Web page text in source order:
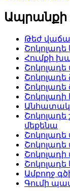
Թեժ
Հումքի
Շոկոլադե
Շոկոլադե
Շոկոլադի
Շոկոլադե
մեքենա
Շոկոլադե
Ամբողջ
Գումի